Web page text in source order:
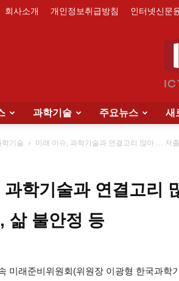
회사소개 개인정보취급방침 인터넷신문
과학기술 주요뉴스 새
학기술 미래 이슈, 과학기술과 연결고리 많아 … 저
과학기술과 연결고리
삶 불안정 등
미래준비위원회(위원장 이광형 한국과학